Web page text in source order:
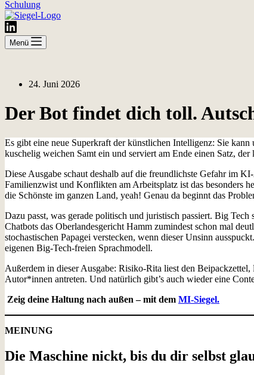
Schulung
Menü
24. Juni 2026
Der Bot findet dich toll.
Es gibt eine neue Superkraft der künstlichen Intelligenz: Sie
kuschelig weichen Samt ein und serviert am Ende einen Satz,
Diese Ausgabe schaut deshalb auf die freundlichste Gefahr im
Familienzwist und Konflikten am Arbeitsplatz ist das besonders
die Schönste im ganzen Land, yeah! Genau da beginnt das
Dazu passt, was gerade politisch und juristisch passiert. Big
Chatbots das Oberlandesgericht Hamm zumindest schon mal
stochastischen Papagei verstecken, wenn dieser Unsinn
eigenen Big-Tech-freien Sprachmodell.
Außerdem in dieser Ausgabe: Risiko-Rita liest den
Autor*innen antreten. Und natürlich gibt’s auch wieder eine
Zeig deine Haltung nach außen – mit dem MI-Siegel.
MEINUNG
Die Maschine nickt, bis du dir selbst